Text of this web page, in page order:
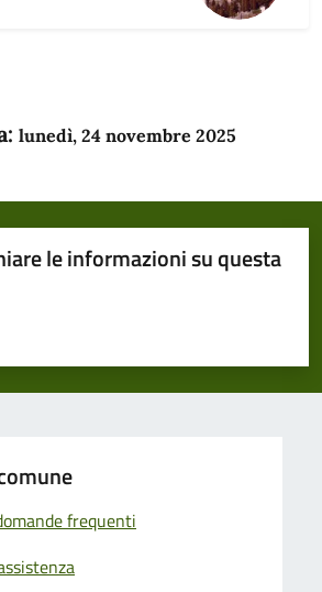
lunedì, 24 novembre 2025
le informazioni su questa
5 stelle su 5
stelle su 5
su 5
5
frequenti